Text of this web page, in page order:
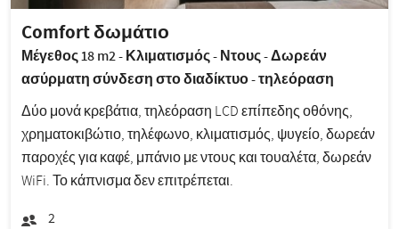
Comfort δωμάτιο
Μέγεθος 18 m2 - Κλιματισμός - Ντους - Δωρεάν
ασύρματη σύνδεση στο διαδίκτυο - τηλεόραση
Δύο μονά κρεβάτια, τηλεόραση LCD επίπεδης οθόνης,
χρηματοκιβώτιο, τηλέφωνο, κλιματισμός, ψυγείο, δωρεάν
παροχές για καφέ, μπάνιο με ντους και τουαλέτα, δωρεάν
WiFi. Το κάπνισμα δεν επιτρέπεται.
2